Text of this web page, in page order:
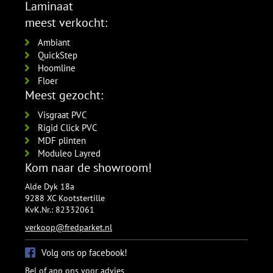
Laminaat
meest verkocht:
Ambiant
QuickStep
Hoomline
Floer
Meest gezocht:
Visgraat PVC
Rigid Click PVC
MDF plinten
Moduleo Layred
Kom naar de showroom!
Alde Dyk 18a
9288 XC Kootstertille
KvK.Nr.: 82332061
verkoop@fredparket.nl
Volg ons op facebook!
Bel of app ons voor advies